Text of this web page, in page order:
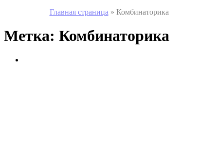
Главная страница » Комбинаторика
Метка: Комбинаторика